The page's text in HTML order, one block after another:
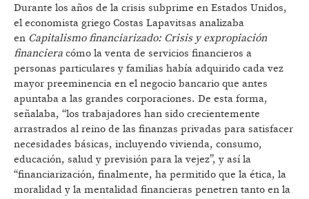
Durante los años de la crisis subprime en Estados Unidos,
el economista griego Costas Lapavitsas analizaba
en Capitalismo financiarizado: Crisis y expropiación
financiera cómo la venta de servicios financieros a
personas particulares y familias había adquirido cada vez
mayor preeminencia en el negocio bancario que antes
apuntaba a las grandes corporaciones. De esta forma,
señalaba, “los trabajadores han sido crecientemente
arrastrados al reino de las finanzas privadas para satisfacer
necesidades básicas, incluyendo vivienda, consumo,
educación, salud y previsión para la vejez”, y así la
“financiarización, finalmente, ha permitido que la ética, la
moralidad y la mentalidad financieras penetren tanto en la